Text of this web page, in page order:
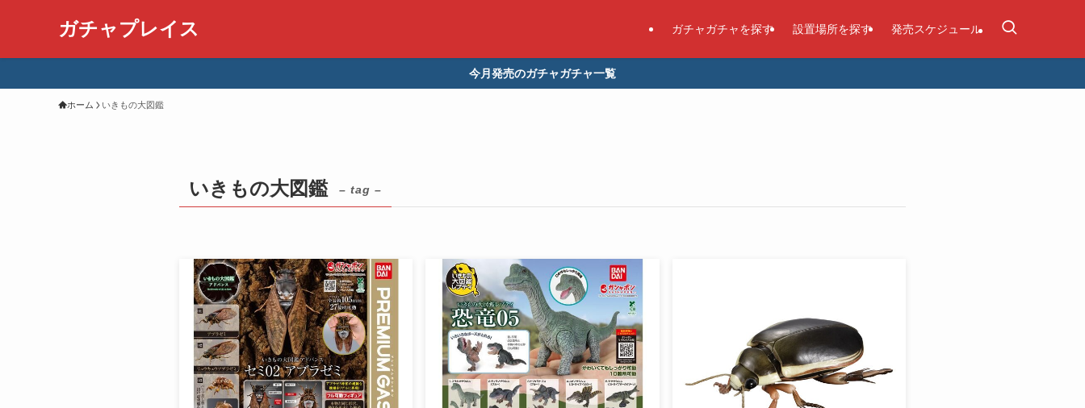
ガチャプレイス ガチャガチャを探す 設置場所を探す 発売スケジュール
今月発売のガチャガチャ一覧
ホーム いきもの大図鑑
いきもの大図鑑 – tag –